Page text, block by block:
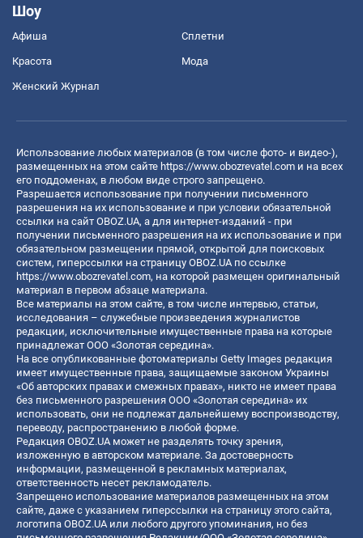
Шоу
Афиша Сплетни
Красота Мода
Женский Журнал
Использование любых материалов (в том числе фото- и видео-),
размещенных на этом сайте https://www.obozrevatel.com и на всех
его поддоменах, в любом виде строго запрещено.
Разрешается использование при получении письменного
разрешения на их использование и при условии обязательной
ссылки на сайт OBOZ.UA, а для интернет-изданий - при
получении письменного разрешения на их использование и при
обязательном размещении прямой, открытой для поисковых
систем, гиперссылки на страницу OBOZ.UA по ссылке
https://www.obozrevatel.com, на которой размещен оригинальный
материал в первом абзаце материала.
Все материалы на этом сайте, в том числе интервью, статьи,
исследования – служебные произведения журналистов
редакции, исключительные имущественные права на которые
принадлежат ООО «Золотая середина».
На все опубликованные фотоматериалы Getty Images редакция
имеет имущественные права, защищаемые законом Украины
«Об авторских правах и смежных правах», никто не имеет права
без письменного разрешения ООО «Золотая середина» их
использовать, они не подлежат дальнейшему воспроизводству,
переводу, распространению в любой форме.
Редакция OBOZ.UA может не разделять точку зрения,
изложенную в авторском материале. За достоверность
информации, размещенной в рекламных материалах,
ответственность несет рекламодатель.
Запрещено использование материалов размещенных на этом
сайте, даже с указанием гиперссылки на страницу этого сайта,
логотипа OBOZ.UA или любого другого упоминания, но без